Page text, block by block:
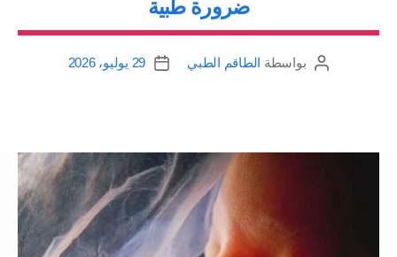
ضرورة طبية
كاتببواسطة الطاقم الطبي
تاريخ
29 يوليو، 2026